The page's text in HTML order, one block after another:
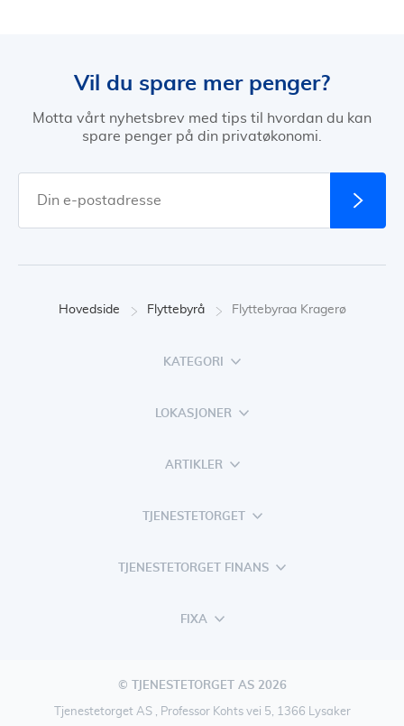
Vil du spare mer penger?
Motta vårt nyhetsbrev med tips til hvordan du kan
spare penger på din privatøkonomi.
Hovedside Flyttebyrå Flyttebyraa Kragerø
KATEGORI
LOKASJONER
ARTIKLER
TJENESTETORGET
TJENESTETORGET FINANS
FIXA
© TJENESTETORGET AS 2026
Tjenestetorget AS , Professor Kohts vei 5, 1366 Lysaker